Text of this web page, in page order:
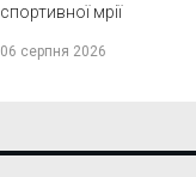
спортивної мрії
06 серпня 2026